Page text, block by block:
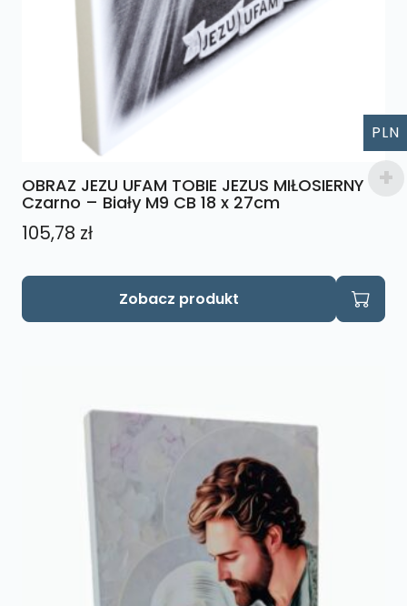
OBRAZ JEZU UFAM TOBIE JEZUS MIŁOSIERNY
Czarno – Biały M9 CB 18 x 27cm
105,78 zł
Zobacz produkt
PLN